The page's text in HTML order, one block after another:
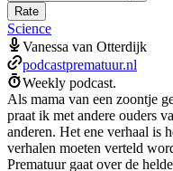
Rate
Science
Vanessa van Otterdijk
podcastprematuur.nl
Weekly podcast.
Als mama van een zoontje
praat ik met andere ouders
anderen. Het ene verhaal is
verhalen moeten verteld
Prematuur gaat over de